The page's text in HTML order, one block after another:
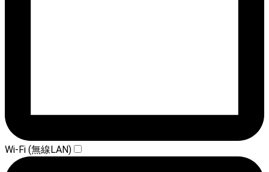
Wi-Fi (無線LAN)